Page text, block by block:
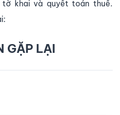
khai và quyết toán thuế.
GẶP LẠI